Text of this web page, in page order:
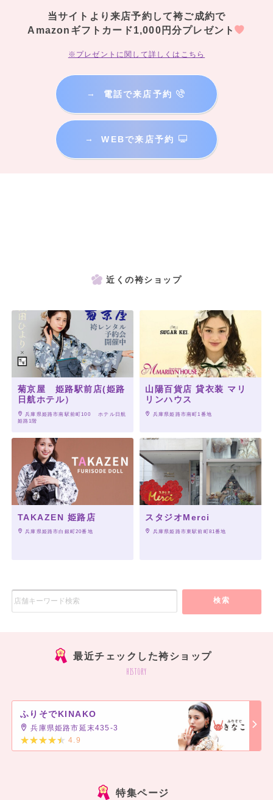
当サイトより来店予約して袴ご成約で
Amazonギフトカード1,000円分プレゼント
※プレゼントに関して詳しくはこちら
→ 電話で来店予約
→ WEBで来店予約
近くの袴ショップ
菊京屋 姫路駅前店(姫路
日航ホテル）
兵庫県姫路市南駅前町100　 ホテル日航
姫路1階
山陽百貨店 貸衣装 マリ
リンハウス
兵庫県姫路市南町1番地
TAKAZEN 姫路店
兵庫県姫路市白銀町20番地
スタジオMerci
兵庫県姫路市東駅前町81番地
検索
最近チェックした袴ショップ
history
ふりそでKINAKO
兵庫県姫路市延末435-3
4.9
特集ページ